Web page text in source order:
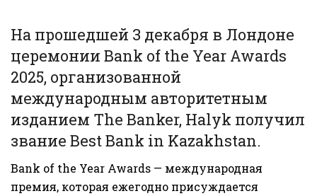
На прошедшей 3 декабря в Лондоне
церемонии Bank of the Year Awards
2025, организованной
международным авторитетным
изданием The Banker, Halyk получил
звание Best Bank in Kazakhstan.
Bank of the Year Awards — международная
премия, которая ежегодно присуждается